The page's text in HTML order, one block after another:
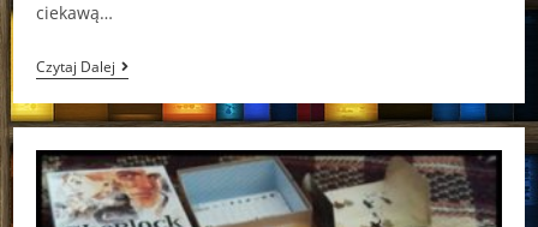
ciekawą…
Czytaj DalejJednym
Słowem
(2018)